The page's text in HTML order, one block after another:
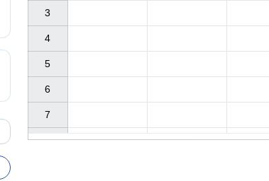
3
4
5
6
7